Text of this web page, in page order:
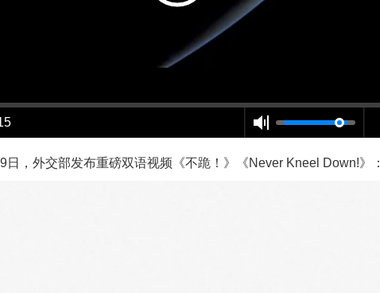
日，外交部发布重磅双语视频《不跪！》《Never Kneel Down!》：